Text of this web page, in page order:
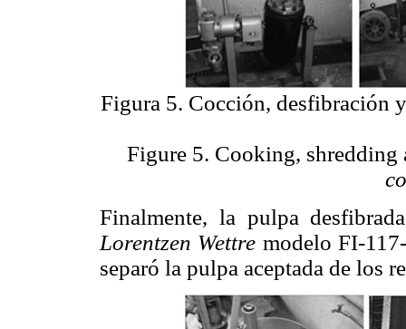
Figura 5. Cocción, desfibración
Figure 5. Cooking,
Finalmente, la pulpa
Lorentzen Wettre modelo FI-
separó la pulpa aceptada de los